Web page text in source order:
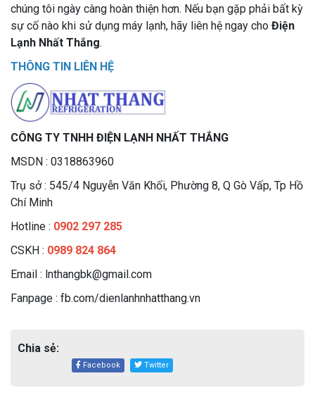
chúng tôi ngày càng hoàn thiện hơn. Nếu bạn gặp phải bất kỳ
sự cố nào khi sử dụng máy lạnh, hãy liên hệ ngay cho Điện
Lạnh Nhất Thắng.
THÔNG TIN LIÊN HỆ
CÔNG TY TNHH ĐIỆN LẠNH NHẤT THẮNG
MSDN : 0318863960
Trụ sở : 545/4 Nguyễn Văn Khối, Phường 8, Q Gò Vấp, Tp Hồ
Chí Minh
Hotline : 0902 297 285
CSKH : 0989 824 864
Email : lnthangbk@gmail.com
Fanpage : fb.com/dienlanhnhatthang.vn
Chia sẻ:
Facebook Twitter